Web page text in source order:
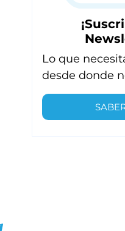
Lo que
desde donde